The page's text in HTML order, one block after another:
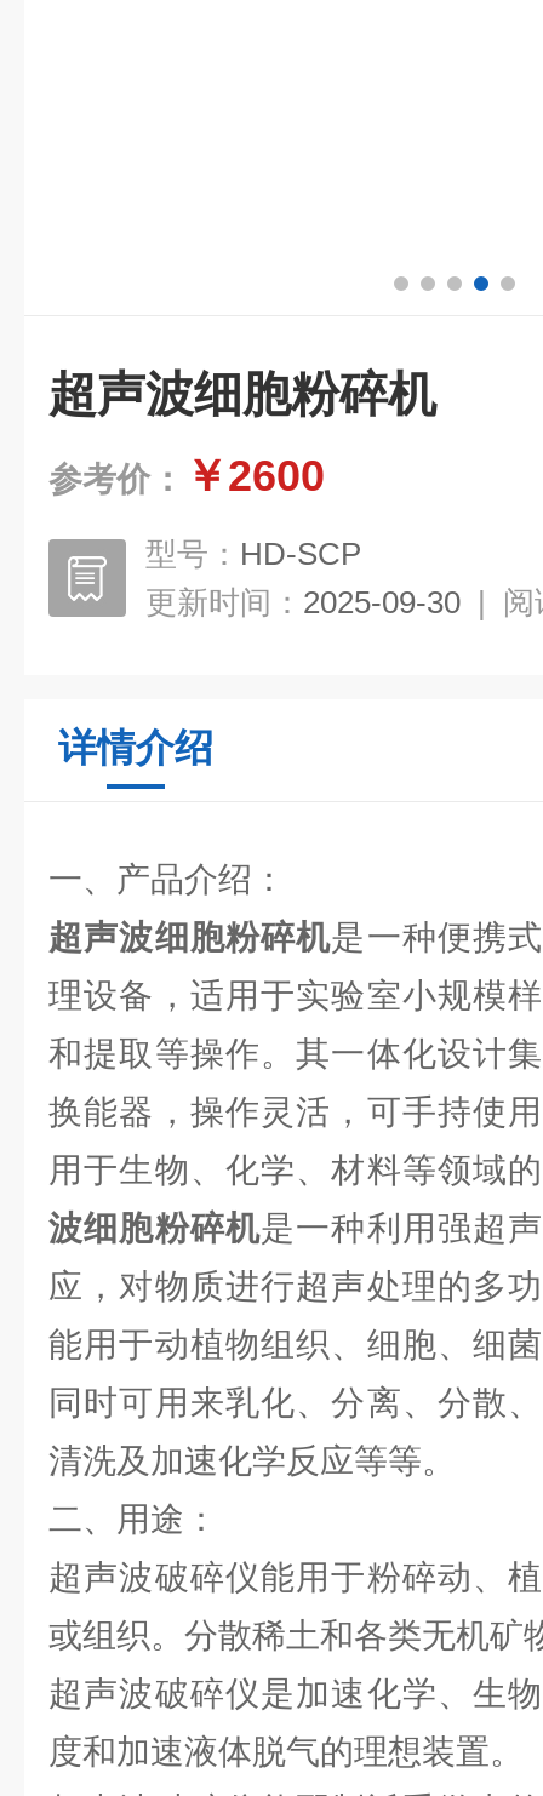
超声波细胞粉碎机
参考价： ￥2600
型号： HD-SCP
更新时间： 2025-09-30 | 阅
详情介绍
一、产品介绍：
超声波细胞粉碎机是一种便携
理设备，适用于实验室小规模
和提取等操作。其一体化设计
换能器，操作灵活，可手持使
用于生物、化学、材料等领域
波细胞粉碎机是一种利用强超
应，对物质进行超声处理的多
能用于动植物组织、细胞、细
同时可用来乳化、分离、分散
清洗及加速化学反应等等。
二、用途：
超声波破碎仪能用于粉碎动、
或组织。分散稀土和各类无机矿
超声波破碎仪是加速化学、生
度和加速液体脱气的理想装置。